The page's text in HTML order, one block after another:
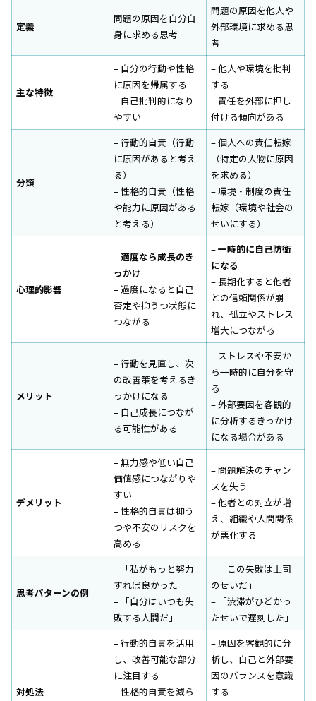
定義
問題の原因を自分自
身に求める思考
問題の原因を他人や
外部環境に求める思
考
主な特徴
– 自分の行動や性格
に原因を帰属する
– 自己批判的になり
やすい
– 他人や環境を批判
する
– 責任を外部に押し
付ける傾向がある
分類
– 行動的自責（行動
に原因があると考え
る）
– 性格的自責（性格
や能力に原因がある
と考える）
– 個人への責任転嫁
（特定の人物に原因
を求める）
– 環境・制度の責任
転嫁（環境や社会の
せいにする）
心理的影響
–適度なら成長のき
っかけ
– 過度になると自己
否定や抑うつ状態に
つながる
–一時的に自己防衛
になる
– 長期化すると他者
との信頼関係が崩
れ、孤立やストレス
増大につながる
メリット
– 行動を見直し、次
の改善策を考えるき
っかけになる
– 自己成長につなが
る可能性がある
– ストレスや不安か
ら一時的に自分を守
る
– 外部要因を客観的
に分析するきっかけ
になる場合がある
デメリット
– 無力感や低い自己
価値感につながりや
すい
– 性格的自責は抑う
つや不安のリスクを
高める
– 問題解決のチャン
スを失う
– 他者との対立が増
え、組織や人間関係
が悪化する
思考パターンの例
– 「私がもっと努力
すれば良かった」
– 「自分はいつも失
敗する人間だ」
– 「この失敗は上司
のせいだ」
– 「渋滞がひどかっ
たせいで遅刻した」
対処法
– 行動的自責を活用
し、改善可能な部分
に注目する
– 性格的自責を減ら
– 原因を客観的に分
析し、自己と外部要
因のバランスを意識
する